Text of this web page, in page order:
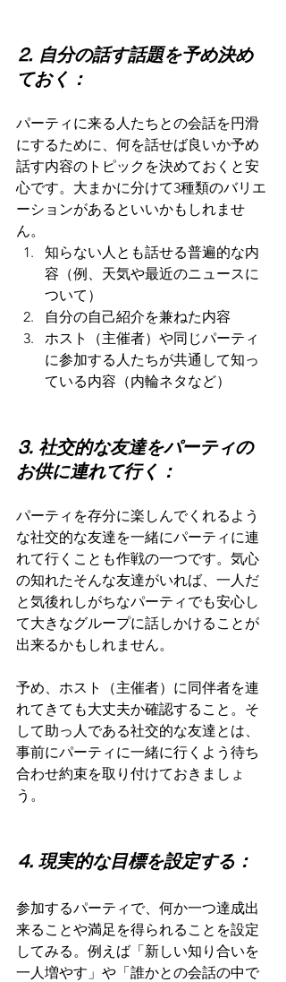
⒉ 自分の話す話題を予め決め
ておく：
パーティに来る人たちとの会話を円滑
にするために、何を話せば良いか予め
話す内容のトピックを決めておくと安
心です。大まかに分けて3種類のバリエ
ーションがあるといいかもしれませ
ん。
知らない人とも話せる普遍的な内
容（例、天気や最近のニュースに
ついて）
自分の自己紹介を兼ねた内容
ホスト（主催者）や同じパーティ
に参加する人たちが共通して知っ
ている内容（内輪ネタなど）
⒊ 社交的な友達をパーティの
お供に連れて行く：
パーティを存分に楽しんでくれるよう
な社交的な友達を一緒にパーティに連
れて行くことも作戦の一つです。気心
の知れたそんな友達がいれば、一人だ
と気後れしがちなパーティでも安心し
て大きなグループに話しかけることが
出来るかもしれません。
予め、ホスト（主催者）に同伴者を連
れてきても大丈夫か確認すること。そ
して助っ人である社交的な友達とは、
事前にパーティに一緒に行くよう待ち
合わせ約束を取り付けておきましょ
う。
⒋ 現実的な目標を設定する：
参加するパーティで、何か一つ達成出
来ることや満足を得られることを設定
してみる。例えば「新しい知り合いを
一人増やす」や「誰かとの会話の中で